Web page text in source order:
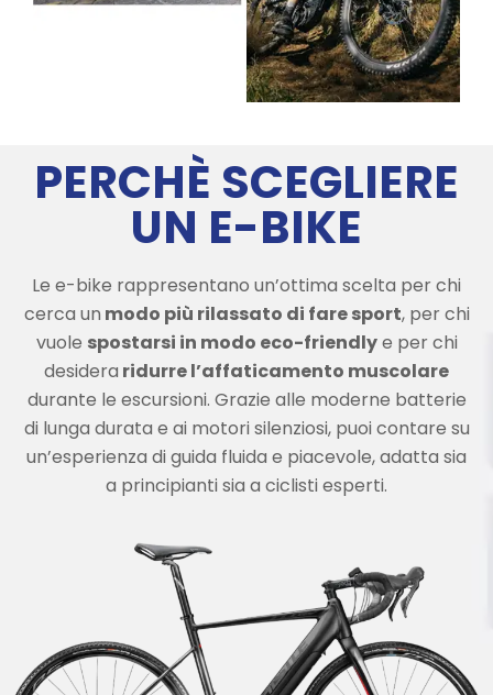
PERCHÈ SCEGLIERE
UN E-BIKE
Le e-bike rappresentano un’ottima scelta per chi
cerca un modo più rilassato di fare sport, per chi
vuole spostarsi in modo eco-friendlye per chi
desidera ridurre l’affaticamento muscolare
durante le escursioni. Grazie alle moderne batterie
di lunga durata e ai motori silenziosi, puoi contare su
un’esperienza di guida fluida e piacevole, adatta sia
a principianti sia a ciclisti esperti.